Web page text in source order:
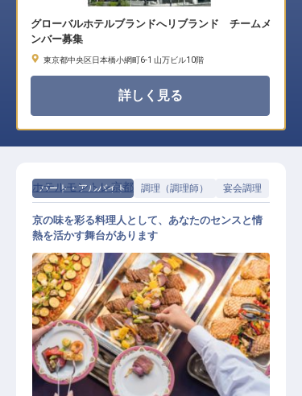
グローバルホテルブランドへリブランド チームメ
ンバー募集
東京都中央区日本橋小網町6-1 山万ビル10階
詳しく見る
パート・アルバイト 調理（調理師） 宴会調理
宴会調理スタッフ
ホテルモントレ京都
京の味を彩る料理人として、あなたのセンスと情
熱を活かす舞台があります